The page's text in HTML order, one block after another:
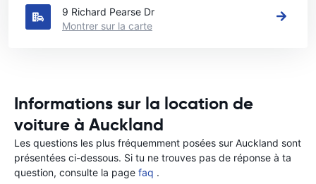
9 Richard Pearse Dr
Montrer sur la carte
Informations sur la location de
voiture à Auckland
Les questions les plus fréquemment posées sur Auckland sont
présentées ci-dessous. Si tu ne trouves pas de réponse à ta
question, consulte la page faq .